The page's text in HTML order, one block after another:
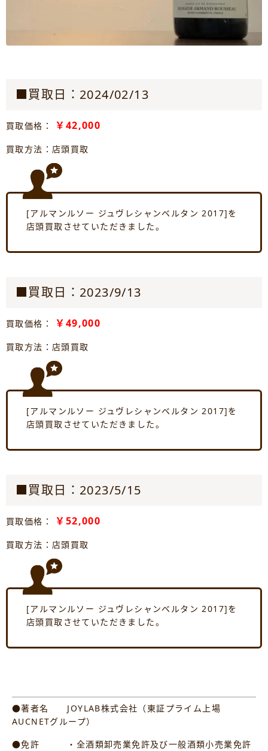
■買取日：2024/02/13
買取価格： ￥42,000
買取方法：店頭買取
[アルマンルソー ジュヴレシャンベルタン 2017]を
店頭買取させていただきました。
■買取日：2023/9/13
買取価格： ￥49,000
買取方法：店頭買取
[アルマンルソー ジュヴレシャンベルタン 2017]を
店頭買取させていただきました。
■買取日：2023/5/15
買取価格： ￥52,000
買取方法：店頭買取
[アルマンルソー ジュヴレシャンベルタン 2017]を
店頭買取させていただきました。
●著者名 JOYLAB株式会社（東証プライム上場
AUCNETグループ）
●免許 ・全酒類卸売業免許及び一般酒類小売業免許